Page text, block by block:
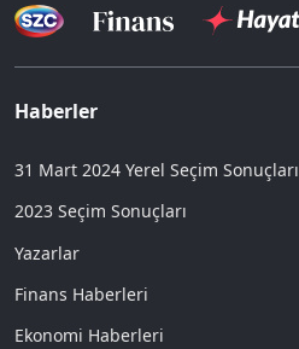
Haberler
31 Mart 2024 Yerel Seçim Sonuçları
2023 Seçim Sonuçları
Yazarlar
Finans Haberleri
Ekonomi Haberleri